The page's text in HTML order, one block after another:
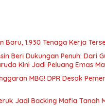
Baru, 1.930 Tenaga Kerja
Beri Dukungan Penuh: Dari
Kini Jadi Peluang Emas
MBG! DPR Desak
Jadi Backing Mafia